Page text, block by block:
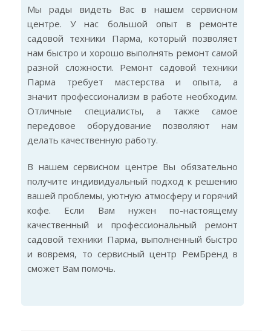
Мы рады видеть Вас в нашем сервисном
центре. У нас большой опыт в ремонте
садовой техники Парма, который позволяет
нам быстро и хорошо выполнять ремонт самой
разной сложности. Ремонт садовой техники
Парма требует мастерства и опыта, а
значит профессионализм в работе необходим.
Отличные специалисты, а также самое
передовое оборудование позволяют нам
делать качественную работу.
В нашем сервисном центре Вы обязательно
получите индивидуальный подход к решению
вашей проблемы, уютную атмосферу и горячий
кофе. Если Вам нужен по-настоящему
качественный и профессиональный ремонт
садовой техники Парма, выполненный быстро
и вовремя, то сервисный центр РемБренд в
сможет Вам помочь.